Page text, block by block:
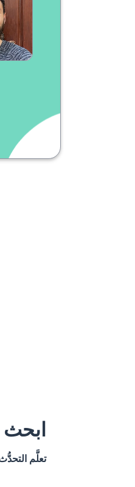
ابحث
تعلَّم